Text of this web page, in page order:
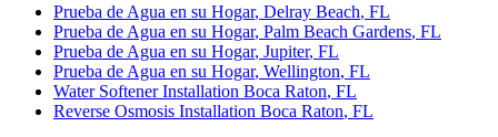
Prueba de Agua en su Hogar, Delray Beach, FL
Prueba de Agua en su Hogar, Palm Beach Gardens, FL
Prueba de Agua en su Hogar, Jupiter, FL
Prueba de Agua en su Hogar, Wellington, FL
Water Softener Installation Boca Raton, FL
Reverse Osmosis Installation Boca Raton, FL